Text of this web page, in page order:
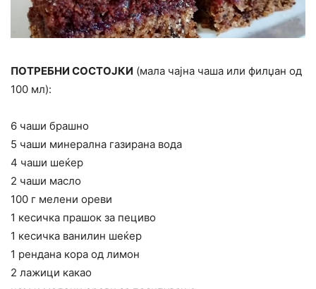
ПОТРЕБНИ СОСТОЈКИ (мала чајна чаша или филџан од
100 мл):
6 чаши брашно
5 чаши минерална газирана вода
4 чаши шеќер
2 чаши масло
100 г мелени ореви
1 кесичка прашок за пециво
1 кесичка ванилин шеќер
1 рендана кора од лимон
2 лажици какао